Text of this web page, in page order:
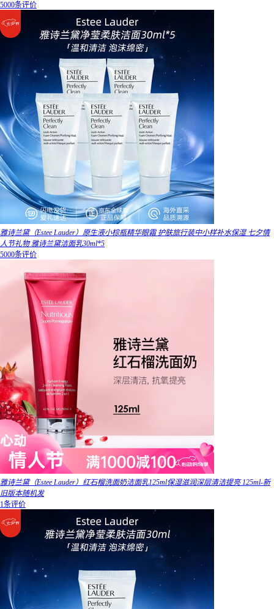
5000条评价
雅诗兰黛（Estee Lauder）原生液小棕瓶精华眼霜 护肤旅行装中小样补水保湿 七夕情
人节礼物 雅诗兰黛洁面乳30ml*5
5000条评价
雅诗兰黛（Estee Lauder）红石榴洗面奶洁面乳125ml保湿滋润深层清洁提亮 125ml-新
旧版本随机发
1条评价